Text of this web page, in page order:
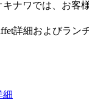
キナワでは、お
詳細およびラ
細